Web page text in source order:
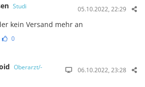
Studi 05.10.2022, 22:29
kein Versand mehr an
0
Oberarzt/-
06.10.2022, 23:28